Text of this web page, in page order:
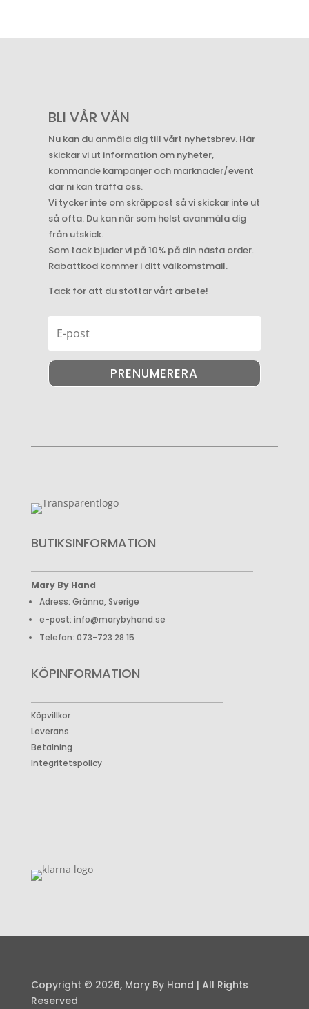
BLI VÅR VÄN
Nu kan du anmäla dig till vårt nyhetsbrev. Här
skickar vi ut information om nyheter,
kommande kampanjer och marknader/event
där ni kan träffa oss.
Vi tycker inte om skräppost så vi skickar inte ut
så ofta. Du kan när som helst avanmäla dig
från utskick.
Som tack bjuder vi på 10% på din nästa order.
Rabattkod kommer i ditt välkomstmail.
Tack för att du stöttar vårt arbete!
PRENUMERERA
BUTIKSINFORMATION
Mary By Hand
Adress: Gränna, Sverige
e-post: info@marybyhand.se
Telefon: 073-723 28 15
KÖPINFORMATION
Köpvillkor
Leverans
Betalning
Integritetspolicy
Copyright © 2026, Mary By Hand | All Rights
Reserved